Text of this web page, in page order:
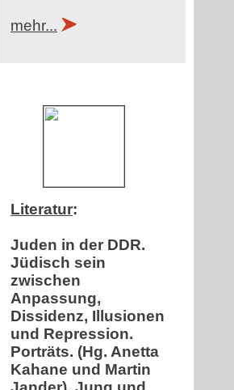
mehr...
Literatur:
Juden in der DDR.
Jüdisch sein
zwischen
Anpassung,
Dissidenz, Illusionen
und Repression.
Porträts. (Hg. Anetta
Kahane und Martin